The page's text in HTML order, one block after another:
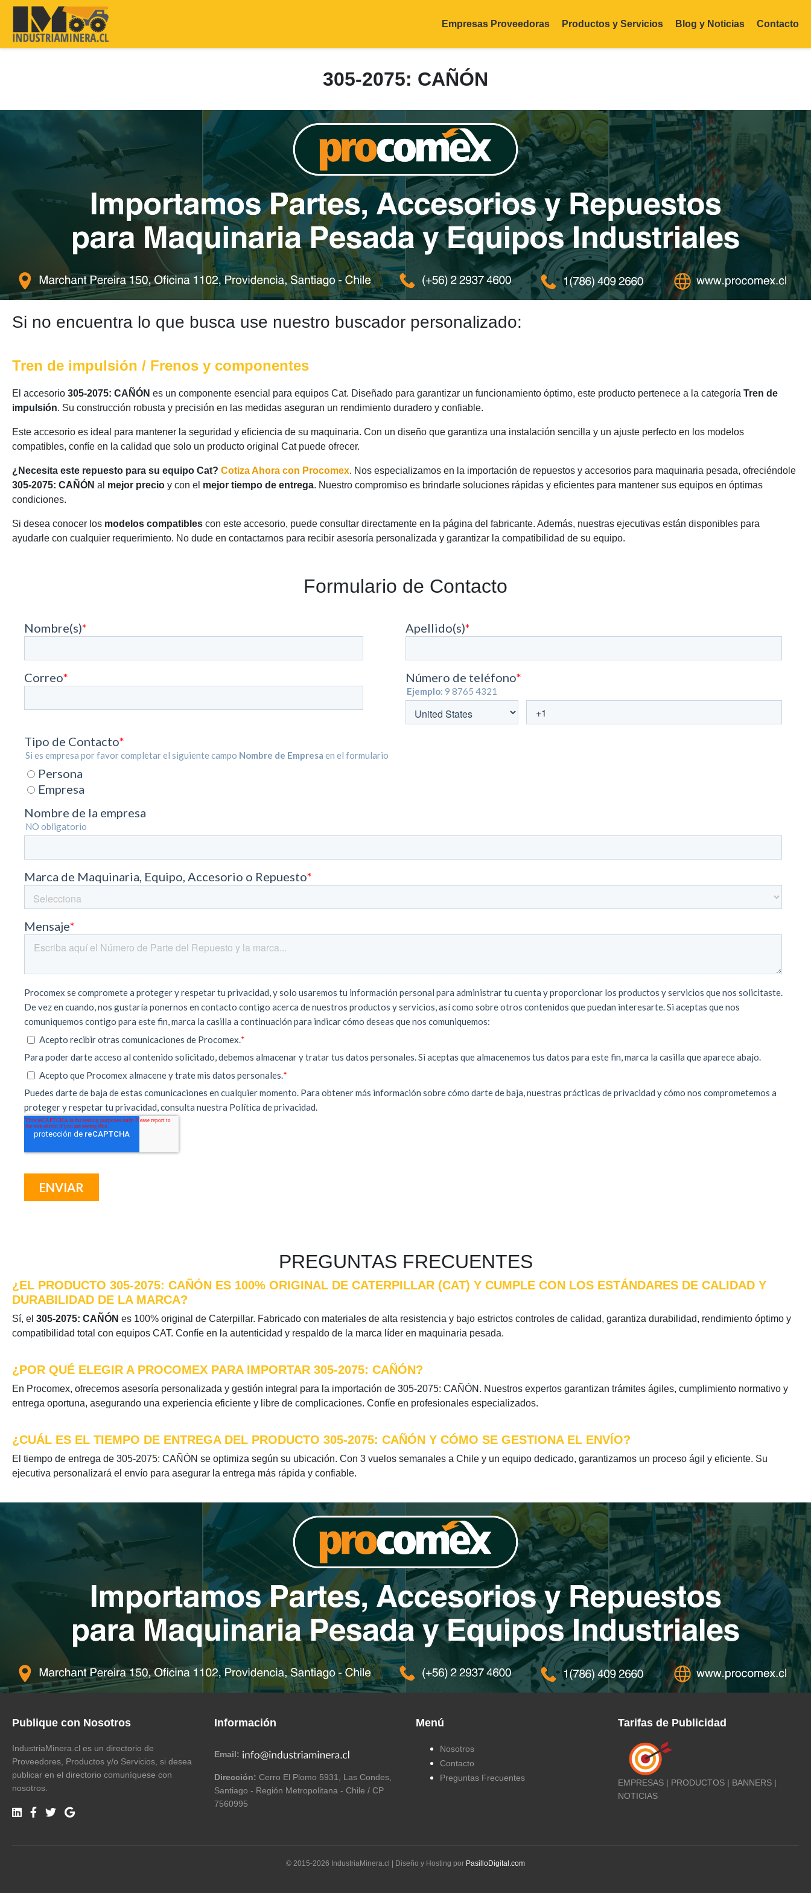
Empresas Proveedoras Productos y Servicios Blog y Noticias Contacto
305-2075: CAÑÓN
Si no encuentra lo que busca use nuestro buscador personalizado:
Tren de impulsión / Frenos y componentes
El accesorio 305-2075: CAÑÓN es un componente esencial para equipos Cat. Diseñado para garantizar un funcionamiento óptimo, este producto pertenece a la categoría Tren de
impulsión. Su construcción robusta y precisión en las medidas aseguran un rendimiento duradero y confiable.
Este accesorio es ideal para mantener la seguridad y eficiencia de su maquinaria. Con un diseño que garantiza una instalación sencilla y un ajuste perfecto en los modelos
compatibles, confíe en la calidad que solo un producto original Cat puede ofrecer.
¿Necesita este repuesto para su equipo Cat? Cotiza Ahora con Procomex. Nos especializamos en la importación de repuestos y accesorios para maquinaria pesada, ofreciéndole
305-2075: CAÑÓN al mejor precio y con el mejor tiempo de entrega. Nuestro compromiso es brindarle soluciones rápidas y eficientes para mantener sus equipos en óptimas
condiciones.
Si desea conocer los modelos compatibles con este accesorio, puede consultar directamente en la página del fabricante. Además, nuestras ejecutivas están disponibles para
ayudarle con cualquier requerimiento. No dude en contactarnos para recibir asesoría personalizada y garantizar la compatibilidad de su equipo.
Formulario de Contacto
PREGUNTAS FRECUENTES
¿EL PRODUCTO 305-2075: CAÑÓN ES 100% ORIGINAL DE CATERPILLAR (CAT) Y CUMPLE CON LOS ESTÁNDARES DE CALIDAD Y
DURABILIDAD DE LA MARCA?
Sí, el 305-2075: CAÑÓN es 100% original de Caterpillar. Fabricado con materiales de alta resistencia y bajo estrictos controles de calidad, garantiza durabilidad, rendimiento óptimo y
compatibilidad total con equipos CAT. Confíe en la autenticidad y respaldo de la marca líder en maquinaria pesada.
¿POR QUÉ ELEGIR A PROCOMEX PARA IMPORTAR 305-2075: CAÑÓN?
En Procomex, ofrecemos asesoría personalizada y gestión integral para la importación de 305-2075: CAÑÓN. Nuestros expertos garantizan trámites ágiles, cumplimiento normativo y
entrega oportuna, asegurando una experiencia eficiente y libre de complicaciones. Confíe en profesionales especializados.
¿CUÁL ES EL TIEMPO DE ENTREGA DEL PRODUCTO 305-2075: CAÑÓN Y CÓMO SE GESTIONA EL ENVÍO?
El tiempo de entrega de 305-2075: CAÑÓN se optimiza según su ubicación. Con 3 vuelos semanales a Chile y un equipo dedicado, garantizamos un proceso ágil y eficiente. Su
ejecutiva personalizará el envío para asegurar la entrega más rápida y confiable.
Publique con Nosotros
IndustriaMinera.cl es un directorio de
Proveedores, Productos y/o Servicios, si desea
publicar en el directorio comuníquese con
nosotros.
Información
Email:
Dirección: Cerro El Plomo 5931, Las Condes,
Santiago - Región Metropolitana - Chile / CP
7560995
Menú
Nosotros
Contacto
Preguntas Frecuentes
Tarifas de Publicidad
EMPRESAS | PRODUCTOS | BANNERS |
NOTICIAS
© 2015-2026 IndustriaMinera.cl | Diseño y Hosting por PasilloDigital.com